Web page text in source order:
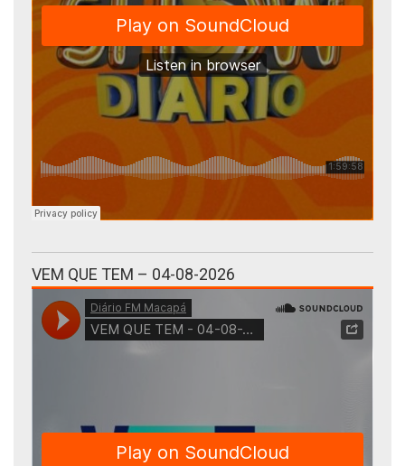
VEM QUE TEM – 04-08-2026